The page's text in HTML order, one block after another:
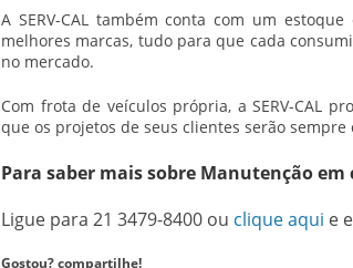
A SERV-CAL também conta com um
melhores marcas, tudo para que cada
no mercado.
Com frota de veículos própria, a SERV-CAL
que os projetos de seus clientes serão
Para saber mais sobre Manutenção em
Ligue para 21 3479-8400 ou clique aqui e
Gostou? compartilhe!